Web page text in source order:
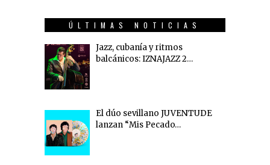
ÚLTIMAS NOTICIAS
Jazz, cubanía y ritmos
balcánicos: IZNAJAZZ 2…
El dúo sevillano JUVENTUDE
lanzan “Mis Pecado…